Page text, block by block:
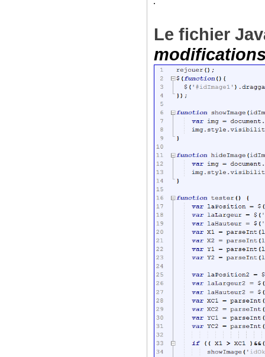
Le fichier